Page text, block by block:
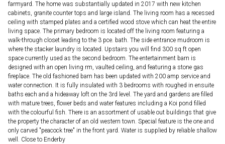
farmyard. The home was substantially updated in 2017 with new kitchen
cabinets, granite counter tops and large island. The living room has a recessed
ceiling with stamped plates and a certified wood stove which can heat the entire
living space. The primary bedroom is located off the living room featuring a
walk-through closet leading to the 3 pce. bath. The side entrance mudroom is
where the stacker laundry is located. Upstairs you will find 300 sq ft open
space currently used as the second bedroom. The entertainment barn is
designed with an open living rm, vaulted ceiling, and featuring a stone gas
fireplace. The old fashioned barn has been updated with 200 amp service and
water connection. It is fully insulated with 3 bedrooms with roughed in ensuite
baths each and a hideaway loft on the 3rd level. The yard and gardens are filled
with mature trees, flower beds and water features including a Koi pond filled
with the colourful fish. There is an assortment of usable out buildings that give
the property the character of an old western town. Special feature is the one and
only carved "peacock tree" in the front yard. Water is supplied by reliable shallow
well. Close to Enderby